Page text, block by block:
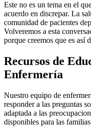
Este no es un tema en el
acuerdo en discrepar. La
comunidad de pacientes
Volveremos a esta
porque creemos que es así
Recursos de
Enfermería
Nuestro equipo de
responder a las preguntas
adaptada a las
disponibles para las